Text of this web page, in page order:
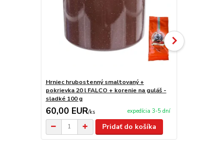
Hrniec hrubostenný smaltovaný +
pokrievka 20 l FALCO + korenie na guláš -
sladké 100 g
60,00 EUR/ks expedícia 3-5 dní
Pridať do košíka